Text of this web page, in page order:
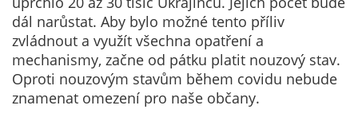
dál narůstat. Aby bylo možné tento příliv
zvládnout a využít všechna opatření a
mechanismy, začne od pátku platit nouzový stav.
Oproti nouzovým stavům během covidu nebude
znamenat omezení pro naše občany.
Nepožadujeme
Váš souhlas s
využitím
technických
cookies na
našem webu. Z